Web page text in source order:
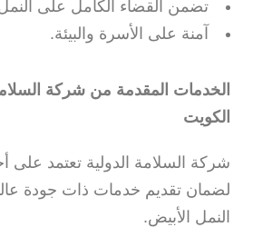
تضمن القضاء الكامل على
آمنة على الأسرة والبيئة.
الخدمات المقدمة من شركة
الكويت
شركة السلامة الدولية تعتمد على
لضمان تقديم خدمات ذات جودة
النمل الأبيض.